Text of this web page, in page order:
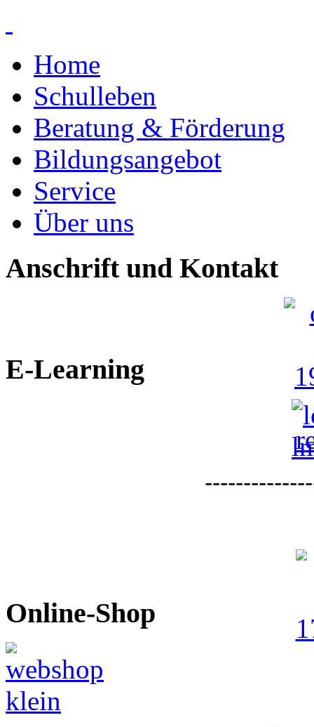
Home
Schulleben
Beratung & Förderung
Bildungsangebot
Service
Über uns
Anschrift und Kontakt
E-Learning
Online-Shop